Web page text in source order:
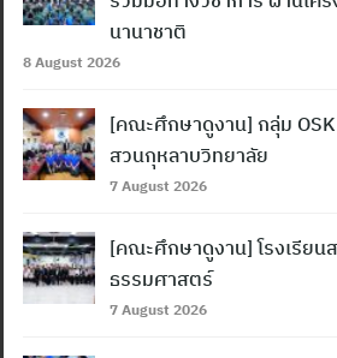
นานาชาติ
8 August 2026
[คณะศึกษาดูงาน] กลุ่ม OSK
สวนกุหลาบวิทยาลัย
7 August 2026
[คณะศึกษาดูงาน] โรงเรียน
ธรรมศาสตร์
7 August 2026